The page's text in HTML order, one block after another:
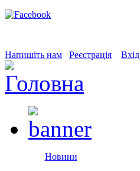
Напишіть нам Реєстрація Вхід
Новини